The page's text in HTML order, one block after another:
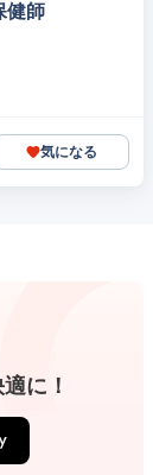
健師
気になる
に！